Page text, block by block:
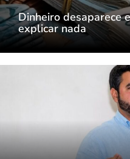
Dinheiro desaparece
explicar nada